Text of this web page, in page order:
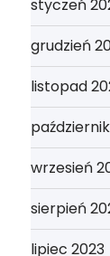
styczeń
grudzień
listopad
wrzesień
sierpień
lipiec 2023